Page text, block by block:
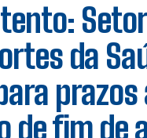
da
prazos
de fim de